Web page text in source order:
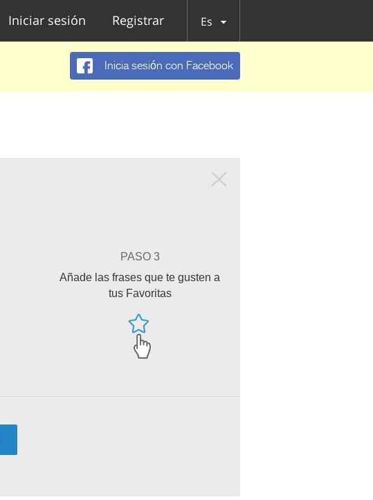
Iniciar sesión Registrar Es
Inicia sesión con Facebook
PASO 3
Añade las frases que te gusten a
tus Favoritas